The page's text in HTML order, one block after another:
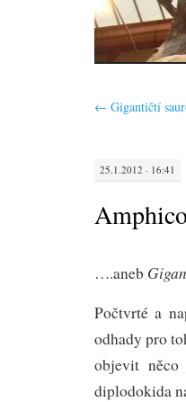
← Gigantičtí
25.1.2012 · 16:41
….aneb
Počtvrté a
odhady pro
objevit něco
diplodokida